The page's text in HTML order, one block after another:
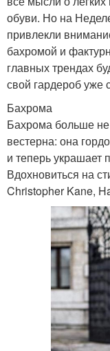
обуви. Но на
привлекли
бахромой и
главных трендах
свой гардероб уже
Бахрома
Бахрома больше не
вестерна: она
и теперь украшает
Вдохновиться на
Christopher Kane,